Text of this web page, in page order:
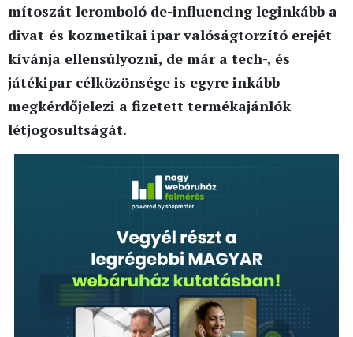
mítoszát leromboló de-influencing leginkább a
divat-és kozmetikai ipar valóságtorzító erejét
kívánja ellensúlyozni, de már a tech-, és
játékipar célközönsége is egyre inkább
megkérdőjelezi a fizetett termékajánlók
létjogosultságát.